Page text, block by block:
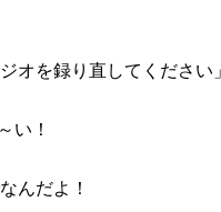
オを録り直してください
い！
んだよ！